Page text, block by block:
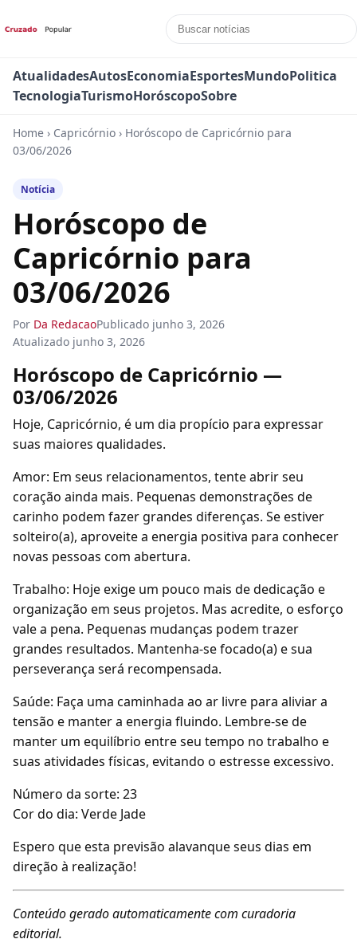
AtualidadesAutosEconomiaEsportesMundoPolitica
TecnologiaTurismoHoróscopoSobre
Home › Capricórnio › Horóscopo de Capricórnio para
03/06/2026
Notícia
Horóscopo de
Capricórnio para
03/06/2026
Por Da RedacaoPublicado junho 3, 2026
Atualizado junho 3, 2026
Horóscopo de Capricórnio —
03/06/2026
Hoje, Capricórnio, é um dia propício para expressar
suas maiores qualidades.
Amor: Em seus relacionamentos, tente abrir seu
coração ainda mais. Pequenas demonstrações de
carinho podem fazer grandes diferenças. Se estiver
solteiro(a), aproveite a energia positiva para conhecer
novas pessoas com abertura.
Trabalho: Hoje exige um pouco mais de dedicação e
organização em seus projetos. Mas acredite, o esforço
vale a pena. Pequenas mudanças podem trazer
grandes resultados. Mantenha-se focado(a) e sua
perseverança será recompensada.
Saúde: Faça uma caminhada ao ar livre para aliviar a
tensão e manter a energia fluindo. Lembre-se de
manter um equilíbrio entre seu tempo no trabalho e
suas atividades físicas, evitando o estresse excessivo.
Número da sorte: 23
Cor do dia: Verde Jade
Espero que esta previsão alavanque seus dias em
direção à realização!
Conteúdo gerado automaticamente com curadoria
editorial.